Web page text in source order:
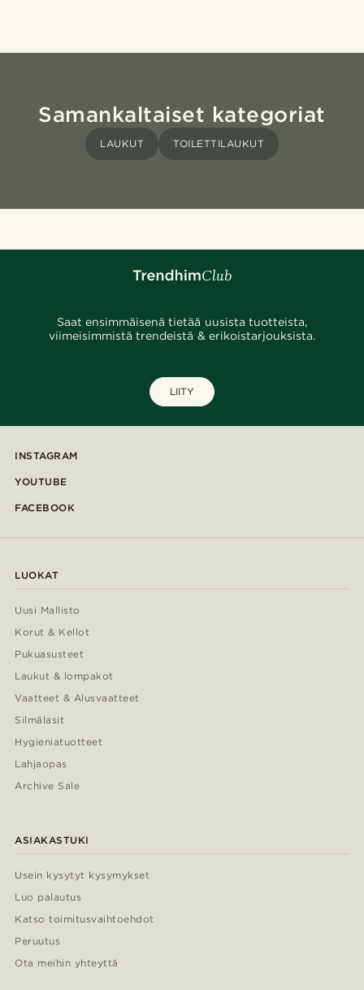
Samankaltaiset kategoriat
LAUKUT TOILETTILAUKUT
Saat ensimmäisenä tietää uusista tuotteista,
viimeisimmistä trendeistä & erikoistarjouksista.
LIITY
INSTAGRAM
YOUTUBE
FACEBOOK
LUOKAT
Uusi Mallisto
Korut & Kellot
Pukuasusteet
Laukut & lompakot
Vaatteet & Alusvaatteet
Silmälasit
Hygieniatuotteet
Lahjaopas
Archive Sale
ASIAKASTUKI
Usein kysytyt kysymykset
Luo palautus
Katso toimitusvaihtoehdot
Peruutus
Ota meihin yhteyttä